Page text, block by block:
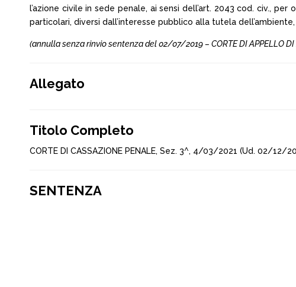
l’azione civile in sede penale, ai sensi dell’art. 2043 cod. civ.,
particolari, diversi dall’interesse pubblico alla tutela
(annulla senza rinvio sentenza del 02/07/2019 – CORTE DI APPELLO DI
Allegato
Titolo Completo
CORTE DI CASSAZIONE PENALE, Sez. 3^, 4/03/2021 (Ud. 02/12/
SENTENZA